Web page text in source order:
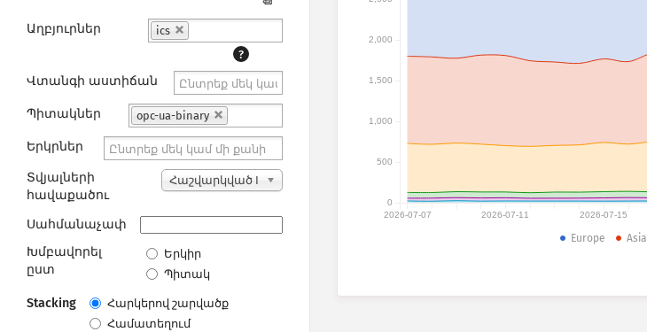
Աղբյուրներ
ics
?
Վտանգի աստիճան
Պիտակներ opc-ua-binary
Երկրներ
Տվյալների
հավաքածու
Հաշվարկված I
Սահմանաչափ
Խմբավորել
ըստ
Երկիր
Պիտակ
Stacking
Հարկերով շարվածք
Համատեղում
2026-07-07 2026-07-11 2026-07-15
0
500
1,000
1,500
2,000
Europe Asia